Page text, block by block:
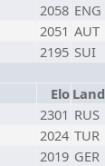
2058 ENG
2051 AUT
2195 SUI
Elo Land
2301 RUS
2024 TUR
2019 GER